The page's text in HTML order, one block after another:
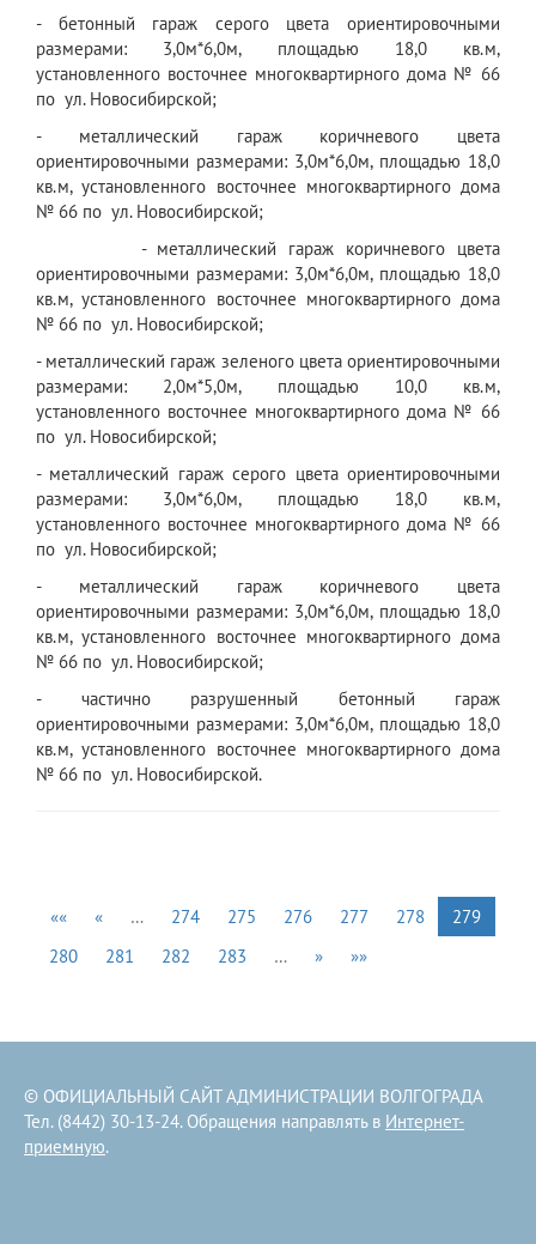
- бетонный гараж серого цвета ориентировочными
размерами: 3,0м*6,0м, площадью 18,0 кв.м,
установленного восточнее многоквартирного дома № 66
по ул. Новосибирской;
- металлический гараж коричневого цвета
ориентировочными размерами: 3,0м*6,0м, площадью 18,0
кв.м, установленного восточнее многоквартирного дома
№ 66 по ул. Новосибирской;
- металлический гараж коричневого цвета
ориентировочными размерами: 3,0м*6,0м, площадью 18,0
кв.м, установленного восточнее многоквартирного дома
№ 66 по ул. Новосибирской;
- металлический гараж зеленого цвета ориентировочными
размерами: 2,0м*5,0м, площадью 10,0 кв.м,
установленного восточнее многоквартирного дома № 66
по ул. Новосибирской;
- металлический гараж серого цвета ориентировочными
размерами: 3,0м*6,0м, площадью 18,0 кв.м,
установленного восточнее многоквартирного дома № 66
по ул. Новосибирской;
- металлический гараж коричневого цвета
ориентировочными размерами: 3,0м*6,0м, площадью 18,0
кв.м, установленного восточнее многоквартирного дома
№ 66 по ул. Новосибирской;
- частично разрушенный бетонный гараж
ориентировочными размерами: 3,0м*6,0м, площадью 18,0
кв.м, установленного восточнее многоквартирного дома
№ 66 по ул. Новосибирской.
«« « … 274 275 276 277 278
279
280
281 282 283 … » »»
© ОФИЦИАЛЬНЫЙ САЙТ АДМИНИСТРАЦИИ ВОЛГОГРАДА
Тел. (8442) 30-13-24. Обращения направлять в Интернет-
приемную.